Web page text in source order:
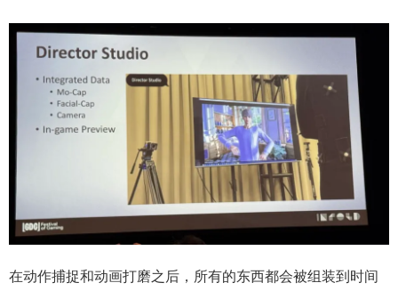
在动作捕捉和动画打磨之后，所有的东西都会被组装到时间